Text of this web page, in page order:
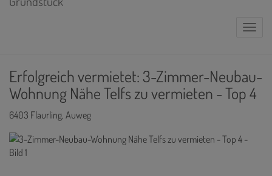
Erfolgreich vermietet: 3-Zimmer-Neubau-
Wohnung Nähe Telfs zu vermieten - Top 4
6403 Flaurling, Auweg